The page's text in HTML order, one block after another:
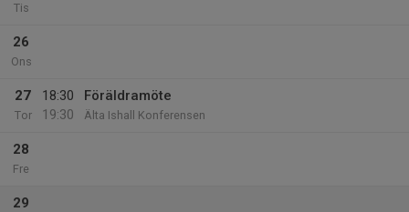
Tis
26
Ons
27
Tor
18:30
19:30
Föräldramöte
Älta Ishall Konferensen
28
Fre
29